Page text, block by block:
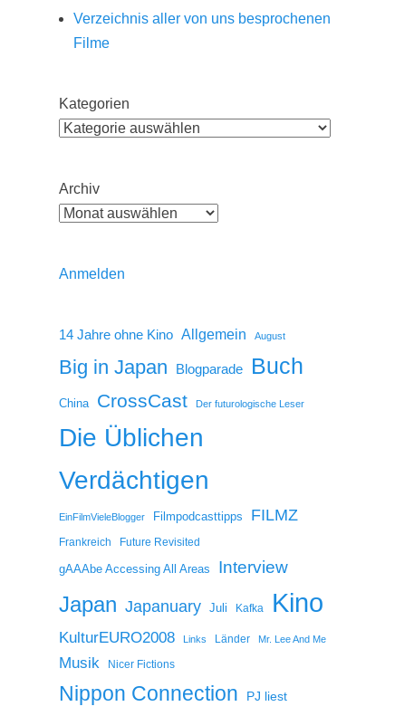
Verzeichnis aller von uns besprochenen
Filme
Kategorien
Archiv
Anmelden
14 Jahre ohne Kino Allgemein August
Big in Japan Blogparade Buch
China CrossCast Der futurologische Leser
Die Üblichen
Verdächtigen
EinFilmVieleBlogger Filmpodcasttipps FILMZ
Frankreich Future Revisited
gAAAbe Accessing All Areas Interview
Japan Japanuary Juli Kafka Kino
KulturEURO2008 Links Länder Mr. Lee And Me
Musik Nicer Fictions
Nippon Connection PJ liest